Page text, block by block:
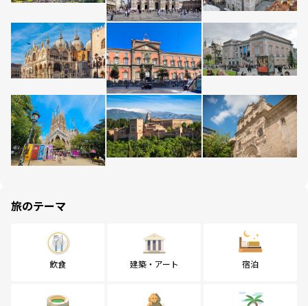
旅のテーマ
飲食 建築・アート 宿泊